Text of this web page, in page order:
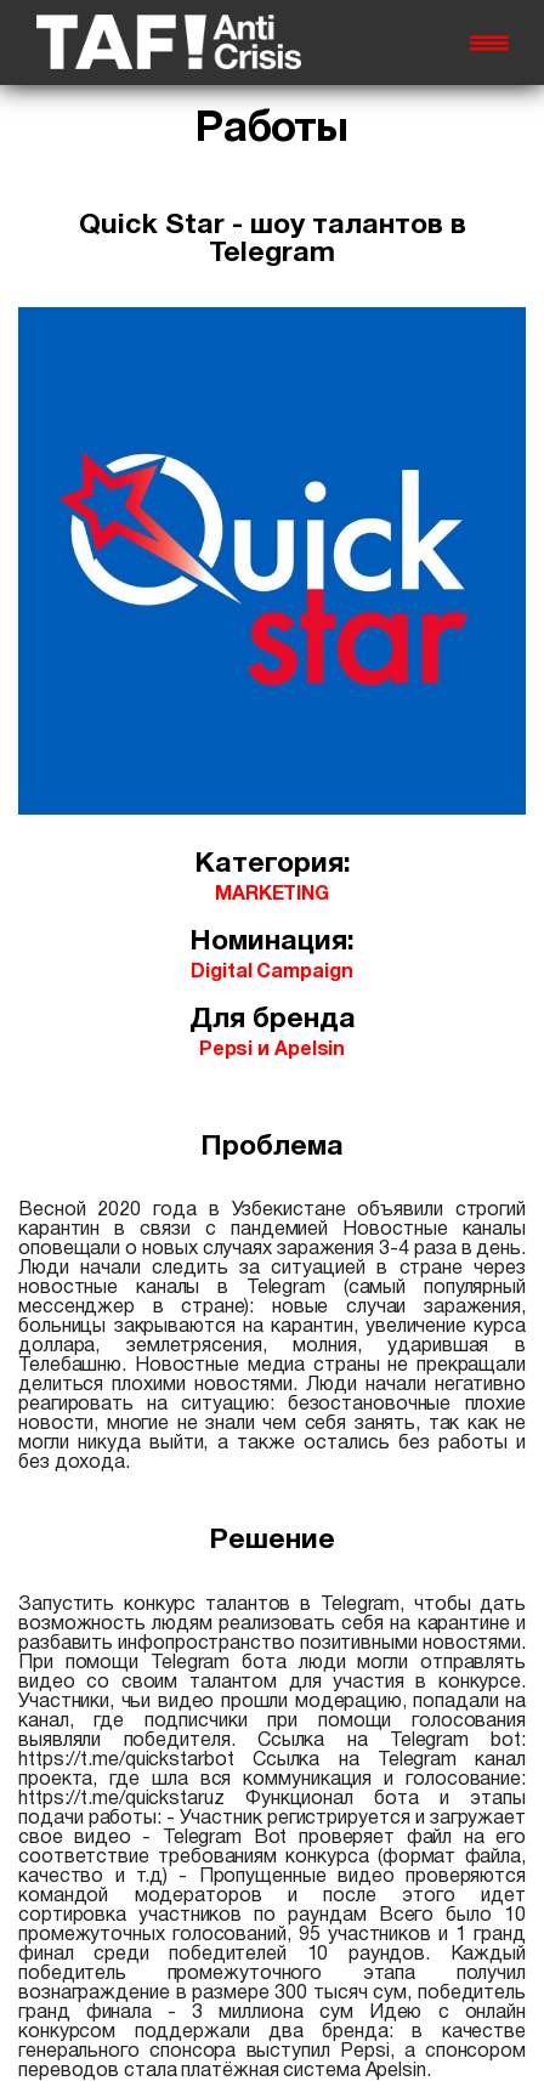
Работы
Quick Star - шоу талантов в
Telegram
Категория:
MARKETING
Номинация:
Digital Campaign
Для бренда
Pepsi и Apelsin
Проблема
Весной 2020 года в Узбекистане объявили строгий
карантин в связи с пандемией Новостные каналы
оповещали о новых случаях заражения 3-4 раза в день.
Люди начали следить за ситуацией в стране через
новостные каналы в Telegram (самый популярный
мессенджер в стране): новые случаи заражения,
больницы закрываются на карантин, увеличение курса
доллара, землетрясения, молния, ударившая в
Телебашню. Новостные медиа страны не прекращали
делиться плохими новостями. Люди начали негативно
реагировать на ситуацию: безостановочные плохие
новости, многие не знали чем себя занять, так как не
могли никуда выйти, а также остались без работы и
без дохода.
Решение
Запустить конкурс талантов в Telegram, чтобы дать
возможность людям реализовать себя на карантине и
разбавить инфопространство позитивными новостями.
При помощи Telegram бота люди могли отправлять
видео со своим талантом для участия в конкурсе.
Участники, чьи видео прошли модерацию, попадали на
канал, где подписчики при помощи голосования
выявляли победителя. Ссылка на Telegram bot:
https://t.me/quickstarbot Ссылка на Telegram канал
проекта, где шла вся коммуникация и голосование:
https://t.me/quickstaruz Функционал бота и этапы
подачи работы: - Участник регистрируется и загружает
свое видео - Telegram Bot проверяет файл на его
соответствие требованиям конкурса (формат файла,
качество и т.д) - Пропущенные видео проверяются
командой модераторов и после этого идет
сортировка участников по раундам Всего было 10
промежуточных голосований, 95 участников и 1 гранд
финал среди победителей 10 раундов. Каждый
победитель промежуточного этапа получил
вознаграждение в размере 300 тысяч сум, победитель
гранд финала - 3 миллиона сум Идею с онлайн
конкурсом поддержали два бренда: в качестве
генерального спонсора выступил Pepsi, а спонсором
переводов стала платёжная система Apelsin.